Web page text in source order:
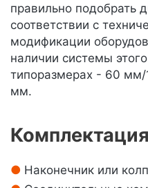
правильно подобрать
соответствии с
модификации
наличии системы
типоразмерах - 60
мм.
Наконечник или